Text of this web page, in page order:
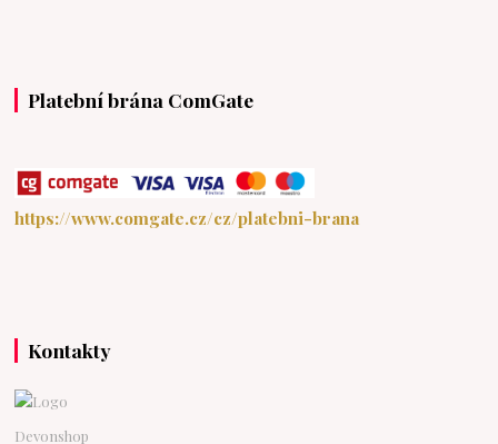
Platební brána ComGate
https://www.comgate.cz/cz/platebni-brana
Kontakty
Devonshop